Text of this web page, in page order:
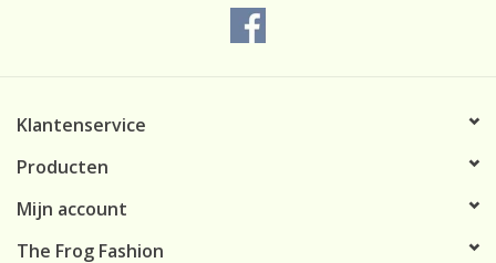
Klantenservice
Producten
Mijn account
The Frog Fashion